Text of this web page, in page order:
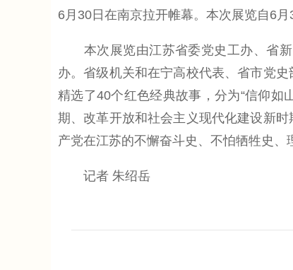
6月30日在南京拉开帷幕。本次展览自6
本次展览由江苏省委党史工办、省新
办。省级机关和在宁高校代表、省市党
精选了40个红色经典故事，分为“信仰如
期、改革开放和社会主义现代化建设新
产党在江苏的不懈奋斗史、不怕牺牲史、
记者 朱绍岳